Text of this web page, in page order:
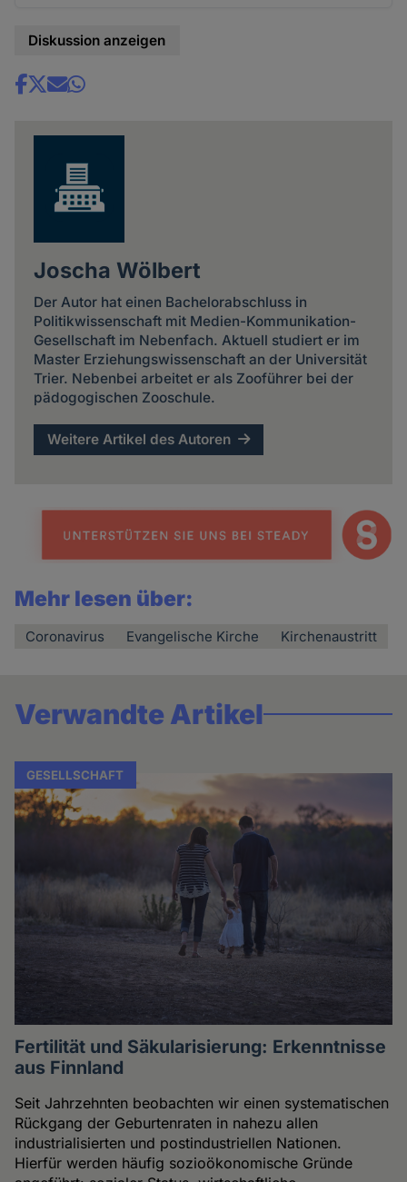
Diskussion anzeigen
Share
Joscha Wölbert
Der Autor hat einen Bachelorabschluss in
Politikwissenschaft mit Medien-Kommunikation-
Gesellschaft im Nebenfach. Aktuell studiert er im
Master Erziehungswissenschaft an der Universität
Trier. Nebenbei arbeitet er als Zooführer bei der
pädogogischen Zooschule.
Weitere Artikel des Autoren
Mehr lesen über:
Coronavirus Evangelische Kirche Kirchenaustritt
Verwandte Artikel
GESELLSCHAFT
Fertilität und Säkularisierung: Erkenntnisse
aus Finnland
Seit Jahrzehnten beobachten wir einen systematischen
Rückgang der Geburtenraten in nahezu allen
industrialisierten und postindustriellen Nationen.
Hierfür werden häufig sozioökonomische Gründe